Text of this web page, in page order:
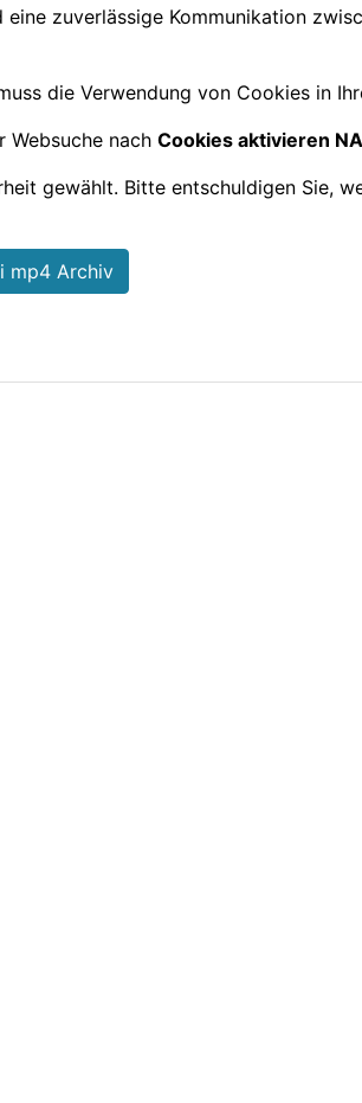
zuverlässige Kommunikation
die Verwendung von Cookies in
Websuche nach Cookies aktivieren
gewählt. Bitte entschuldigen Sie,
mp4 Archiv